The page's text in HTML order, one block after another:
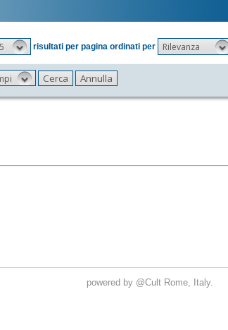
risultati per pagina ordinati per Rilevanza
powered by @Cult Rome, Italy.